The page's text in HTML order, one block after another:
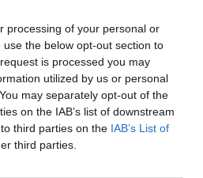
processing of your personal or
the below opt-out section to
is processed you may
utilized by us or personal
may separately opt-out of the
on the IAB’s list of downstream
third parties on the IAB’s List of
third parties.